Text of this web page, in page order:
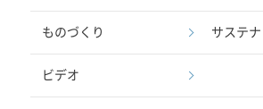
ものづくり サステ
ビデオ